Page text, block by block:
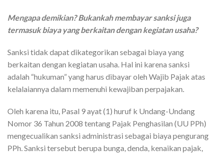
Mengapa demikian? Bukankah membayar sanksi juga
termasuk biaya yang berkaitan dengan kegiatan usaha?
Sanksi tidak dapat dikategorikan sebagai biaya yang
berkaitan dengan kegiatan usaha. Hal ini karena sanksi
adalah “hukuman” yang harus dibayar oleh Wajib Pajak atas
kelalaiannya dalam memenuhi kewajiban perpajakan.
Oleh karena itu, Pasal 9 ayat (1) huruf k Undang-Undang
Nomor 36 Tahun 2008 tentang Pajak Penghasilan (UU PPh)
mengecualikan sanksi administrasi sebagai biaya pengurang
PPh. Sanksi tersebut berupa bunga, denda, kenaikan pajak,